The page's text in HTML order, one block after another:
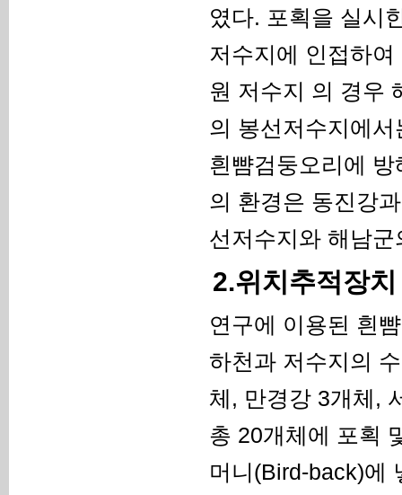
였다. 포획을 실시
저수지에 인접하
원 저수지 의 경우
의 봉선저수지에
흰뺨검둥오리에
의 환경은 동진강
선저수지와 해남
2.위치추적장
연구에 이용된 흰
하천과 저수지의
체, 만경강 3개체,
총 20개체에 포획
머니(Bird-back)에